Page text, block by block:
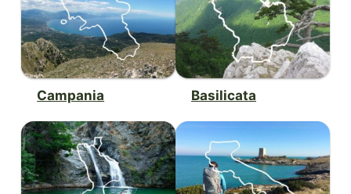
Campania Basilicata